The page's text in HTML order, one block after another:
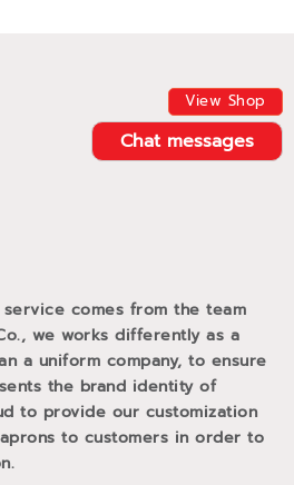
View Shop
Chat messages
comes from the team
we works differently as a
a uniform company, to ensure
the brand identity of
to provide our customization
to customers in order to